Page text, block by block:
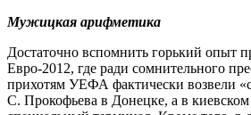
Мужицкая арифметика
Достаточно вспомнить горький опыт
Евро-2012, где ради сомнительного
прихотям УЕФА фактически возвели
С. Прокофьева в Донецке, а в